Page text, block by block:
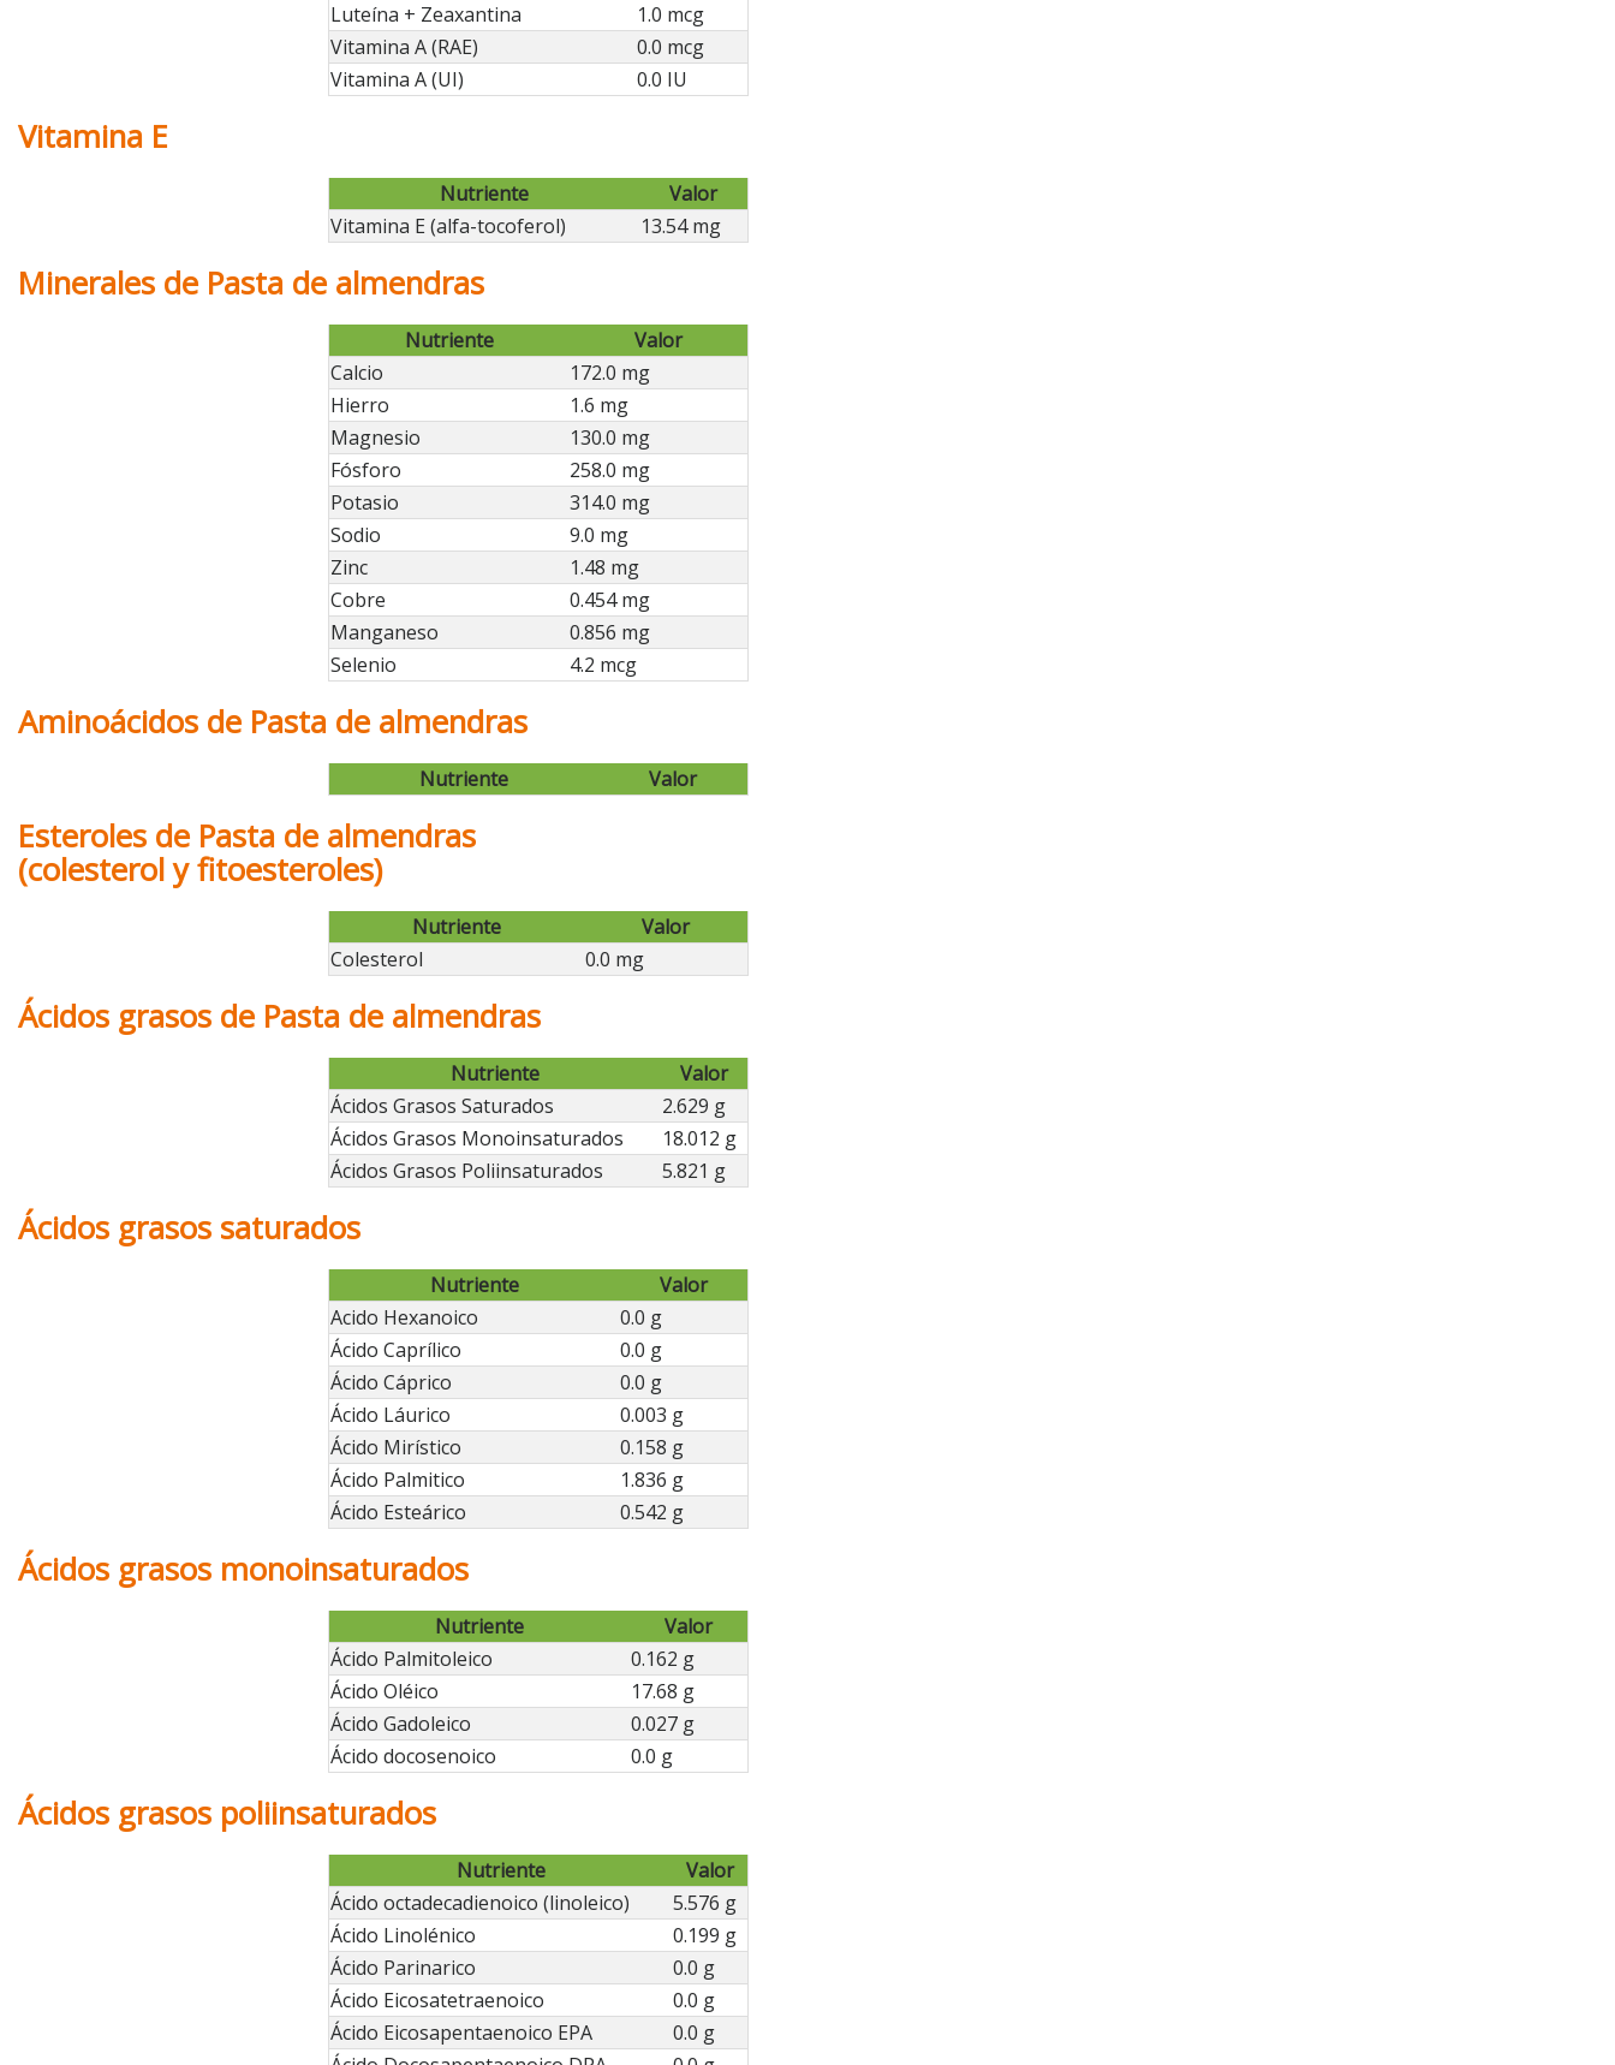
Luteína + Zeaxantina
1.0 mcg
Vitamina A (RAE)
0.0 mcg
Vitamina A (UI)
0.0 IU
Vitamina E
Nutriente
Valor
Vitamina E (alfa-tocoferol)
13.54 mg
Minerales de Pasta de almendras
Nutriente
Valor
Calcio
172.0 mg
Hierro
1.6 mg
Magnesio
130.0 mg
Fósforo
258.0 mg
Potasio
314.0 mg
Sodio
9.0 mg
Zinc
1.48 mg
Cobre
0.454 mg
Manganeso
0.856 mg
Selenio
4.2 mcg
Aminoácidos de Pasta de almendras
Nutriente Valor
Esteroles de Pasta de almendras
(colesterol y fitoesteroles)
Nutriente
Valor
Colesterol
0.0 mg
Ácidos grasos de Pasta de almendras
Nutriente
Valor
Ácidos Grasos Saturados
2.629 g
Ácidos Grasos Monoinsaturados
18.012 g
Ácidos Grasos Poliinsaturados
5.821 g
Ácidos grasos saturados
Nutriente
Valor
Acido Hexanoico
0.0 g
Ácido Caprílico
0.0 g
Ácido Cáprico
0.0 g
Ácido Láurico
0.003 g
Ácido Mirístico
0.158 g
Ácido Palmitico
1.836 g
Ácido Esteárico
0.542 g
Ácidos grasos monoinsaturados
Nutriente
Valor
Ácido Palmitoleico
0.162 g
Ácido Oléico
17.68 g
Ácido Gadoleico
0.027 g
Ácido docosenoico
0.0 g
Ácidos grasos poliinsaturados
Nutriente
Valor
Ácido octadecadienoico (linoleico)
5.576 g
Ácido Linolénico
0.199 g
Ácido Parinarico
0.0 g
Ácido Eicosatetraenoico
0.0 g
Ácido Eicosapentaenoico EPA
0.0 g